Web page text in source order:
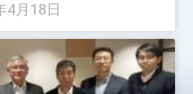
4月18日